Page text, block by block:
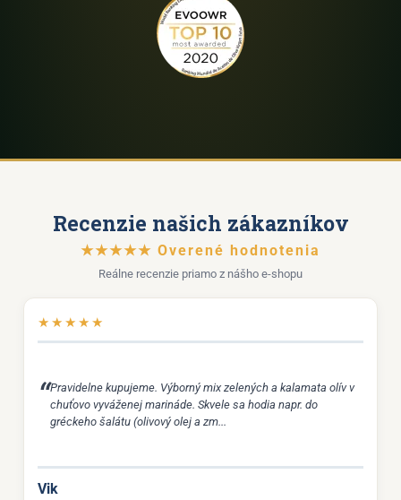
Recenzie našich zákazníkov
★★★★★ Overené hodnotenia
Reálne recenzie priamo z nášho e-shopu
★ ★ ★ ★ ★
Pravidelne kupujeme. Výborný mix zelených a kalamata olív v
chuťovo vyváženej marináde. Skvele sa hodia napr. do
gréckeho šalátu (olivový olej a zm...
Vik